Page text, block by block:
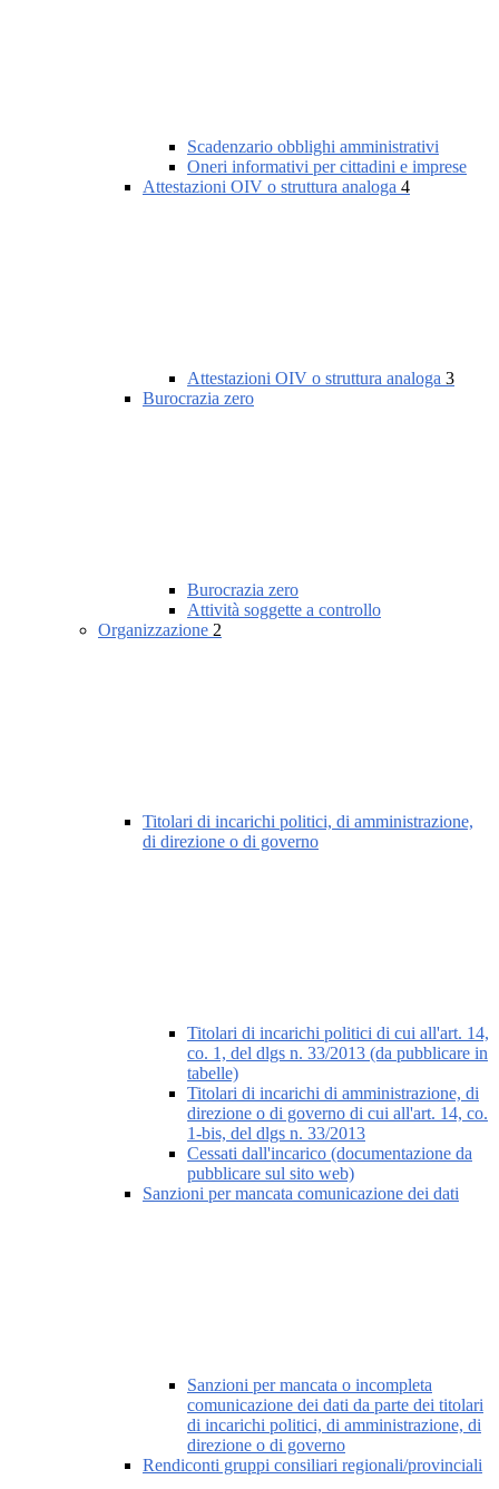
Scadenzario obblighi amministrativi
Oneri informativi per cittadini e imprese
Attestazioni OIV o struttura analoga 4
Attestazioni OIV o struttura analoga 3
Burocrazia zero
Burocrazia zero
Attività soggette a controllo
Organizzazione 2
Titolari di incarichi politici, di amministrazione,
di direzione o di governo
Titolari di incarichi politici di cui all'art. 14,
co. 1, del dlgs n. 33/2013 (da pubblicare in
tabelle)
Titolari di incarichi di amministrazione, di
direzione o di governo di cui all'art. 14, co.
1-bis, del dlgs n. 33/2013
Cessati dall'incarico (documentazione da
pubblicare sul sito web)
Sanzioni per mancata comunicazione dei dati
Sanzioni per mancata o incompleta
comunicazione dei dati da parte dei titolari
di incarichi politici, di amministrazione, di
direzione o di governo
Rendiconti gruppi consiliari regionali/provinciali